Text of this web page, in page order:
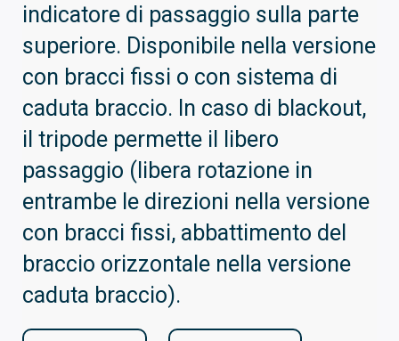
indicatore di passaggio sulla parte
superiore. Disponibile nella versione
con bracci fissi o con sistema di
caduta braccio. In caso di blackout,
il tripode permette il libero
passaggio (libera rotazione in
entrambe le direzioni nella versione
con bracci fissi, abbattimento del
braccio orizzontale nella versione
caduta braccio).